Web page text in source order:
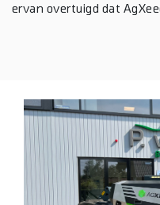
ervan overtuigd dat